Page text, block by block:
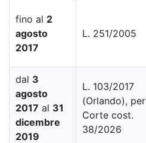
fino al 2
agosto
2017
L. 251/2005
dal 3
agosto
2017 al 31
dicembre
2019
L. 103/2017
(Orlando), per
Corte cost.
38/2026